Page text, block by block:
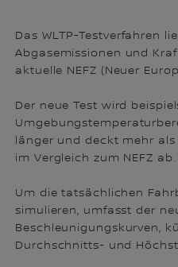
Das WLTP-Testverfahren
Abgasemissionen und
aktuelle NEFZ (Neuer
Der neue Test wird
länger und deckt mehr
im Vergleich zum NEFZ ab.
Um die tatsächlichen
simulieren, umfasst der
Beschleunigungskurven,
Durchschnitts- und